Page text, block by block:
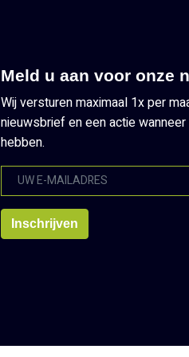
Meld u aan voor onze
Wij versturen maximaal 1x per
nieuwsbrief en een actie
hebben.